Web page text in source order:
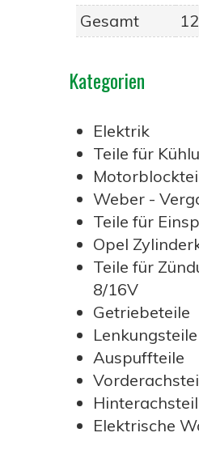
Gesamt
Kategorien
Elektrik
Teile für
Weber -
Teile für
Opel
Teile für
8/16V
Getriebeteile
Lenkungsteile
Auspuffteile
Elektrische